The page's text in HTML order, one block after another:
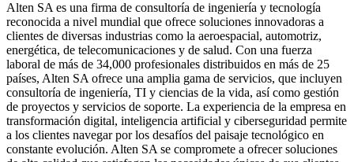
Alten SA es una firma de consultoría de ingeniería y tecnología
reconocida a nivel mundial que ofrece soluciones innovadoras a
clientes de diversas industrias como la aeroespacial, automotriz,
energética, de telecomunicaciones y de salud. Con una fuerza
laboral de más de 34,000 profesionales distribuidos en más de 25
países, Alten SA ofrece una amplia gama de servicios, que incluyen
consultoría de ingeniería, TI y ciencias de la vida, así como gestión
de proyectos y servicios de soporte. La experiencia de la empresa en
transformación digital, inteligencia artificial y ciberseguridad permite
a los clientes navegar por los desafíos del paisaje tecnológico en
constante evolución. Alten SA se compromete a ofrecer soluciones